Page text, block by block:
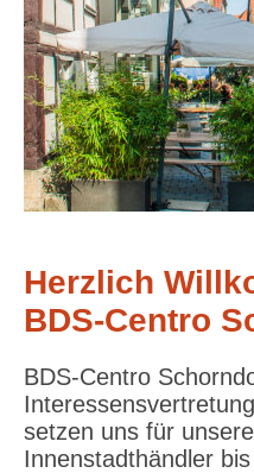
Herzlich
BDS-Centro
BDS-Centro
setzen uns für
Innenstadthändler